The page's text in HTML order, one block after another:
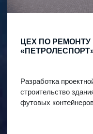
ЦЕХ ПО
Разработка
строительство
футовых